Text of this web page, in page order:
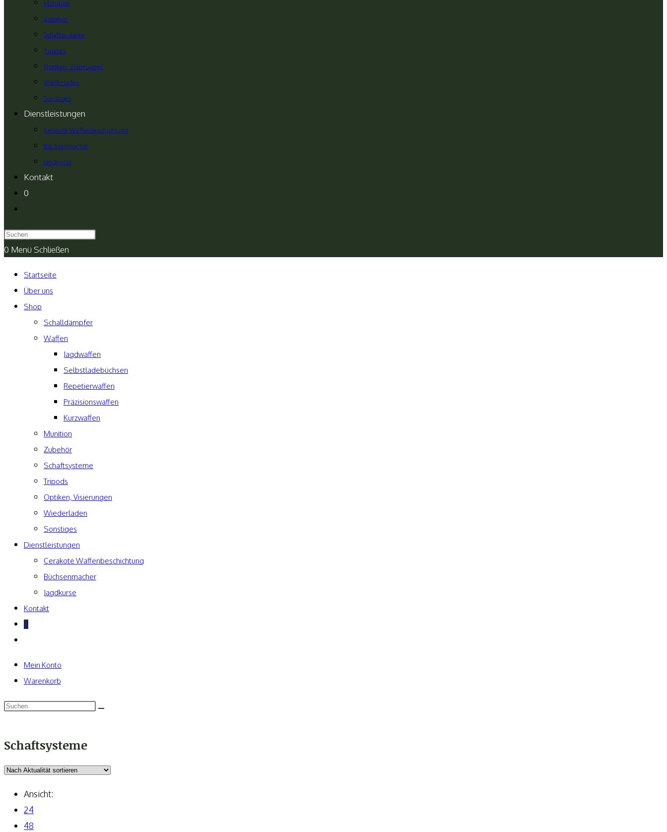
Munition
Zubehör
Schaftsysteme
Tripods
Optiken, Visierungen
Wiederladen
Sonstiges
Dienstleistungen
Cerakote Waffenbeschichtung
Büchsenmacher
Jagdkurse
Kontakt
0
umschalten
0 Menü Schließen
Startseite
Über uns
Shop
Schalldämpfer
Waffen
Jagdwaffen
Selbstladebüchsen
Repetierwaffen
Präzisionswaffen
Kurzwaffen
Munition
Zubehör
Schaftsysteme
Tripods
Optiken, Visierungen
Wiederladen
Sonstiges
Dienstleistungen
Cerakote Waffenbeschichtung
Büchsenmacher
Jagdkurse
Kontakt
0
umschalten
Mein Konto
Warenkorb
Schaftsysteme
Ansicht:
24
48